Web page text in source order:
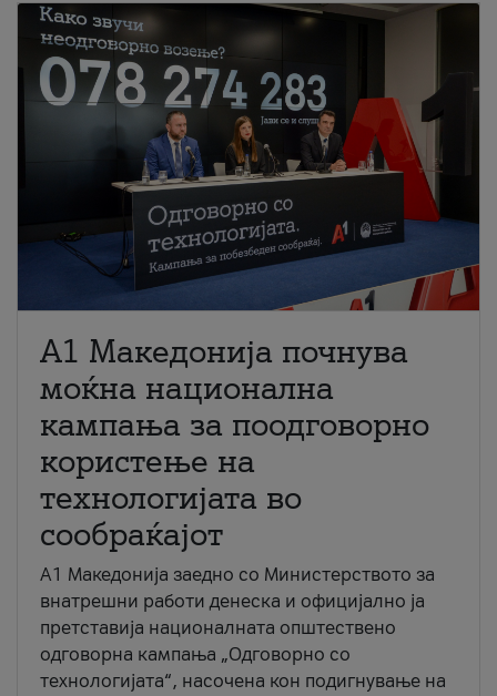
A1 Македонија почнува
моќна национална
кампања за поодговорно
користење на
технологијата во
сообраќајот
A1 Македонија заедно со Министерството за
внатрешни работи денеска и официјално ја
претставија националната општествено
одговорна кампања „Одговорно со
технологијата“, насочена кон подигнување на